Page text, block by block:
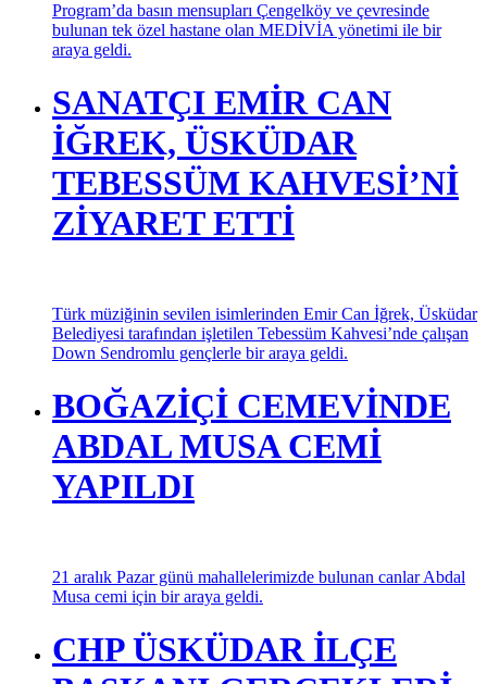
AĞIRLADI
10. Ocak Çalışan Gazeteciler günü dolayısıyla düzenlenen
Program’da basın mensupları Çengelköy ve çevresinde
bulunan tek özel hastane olan MEDİVİA yönetimi ile bir
araya geldi.
İĞREK, ÜSKÜDAR
TEBESSÜM KAHVESİ’Nİ
ZİYARET ETTİ
Türk müziğinin sevilen isimlerinden Emir Can İğrek, Üsküdar
Belediyesi tarafından işletilen Tebessüm Kahvesi’nde çalışan
BOĞAZİÇİ CEMEVİNDE
ABDAL MUSA CEMİ
YAPILDI